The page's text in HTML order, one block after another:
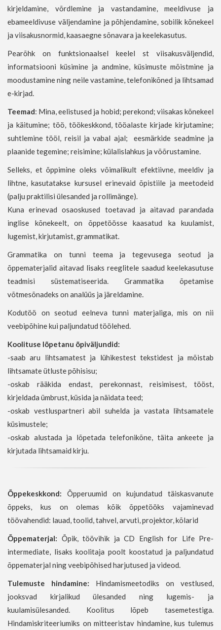
kirjeldamine, võrdlemine ja vastandamine, meeldivuse ja
ebameeldivuse väljendamine ja põhjendamine, sobilik kõnekeel
ja viisakusnormid, kaasaegne sõnavara ja keelekasutus.
Pearõhk on funktsionaalsel keelel st viisakusväljendid,
informatsiooni küsimine ja andmine, küsimuste mõistmine ja
moodustamine ning neile vastamine, telefonikõned ja lihtsamad
e-kirjad.
Teemad: Mina, eelistused ja hobid; perekond; viisakas kõnekeel
ja käitumine; töö, töökeskkond, tööalaste kirjade kirjutamine;
suhtlemine tööl, reisil ja vabal ajal; eesmärkide seadmine ja
plaanide tegemine; reisimine; külalislahkus ja võõrustamine.
Selleks, et õppimine oleks võimalikult efektiivne, meeldiv ja
lihtne, kasutatakse kursusel erinevaid õpistiile ja meetodeid
(palju praktilisi ülesanded ja rollimänge).
Kuna erinevad osaoskused toetavad ja aitavad parandada
inglise kõnekeelt, on õppetöösse kaasatud ka kuulamist,
lugemist, kirjutamist, grammatikat.
Grammatika on tunni teema ja tegevusega seotud ja
õppematerjalid aitavad lisaks reeglitele saadud keelekasutuse
teadmisi süstematiseerida. Grammatika õpetamise
võtmesõnadeks on analüüs ja järeldamine.
Kodutöö on seotud eelneva tunni materjaliga, mis on nii
veebipõhine kui paljundatud töölehed.
Koolituse lõpetanu õpiväljundid:
-saab aru lihtsamatest ja lühikestest tekstidest ja mõistab
lihtsamate ütluste põhisisu;
-oskab rääkida endast, perekonnast, reisimisest, tööst,
kirjeldada ümbrust, küsida ja näidata teed;
-oskab vestluspartneri abil suhelda ja vastata lihtsamatele
küsimustele;
-oskab alustada ja lõpetada telefonikõne, täita ankeete ja
kirjutada lihtsamaid kirju.
Õppekeskkond: Õpperuumid on kujundatud täiskasvanute
õppeks, kus on olemas kõik õppetööks vajaminevad
töövahendid: lauad, toolid, tahvel, arvuti, projektor, kõlarid
Õppematerjal: Õpik, töövihik ja CD English for Life Pre-
intermediate, lisaks koolitaja poolt koostatud ja paljundatud
õppematerjal ning veebipõhised harjutused ja videod.
Tulemuste hindamine: Hindamismeetodiks on vestlused,
jooksvad kirjalikud ülesanded ning lugemis- ja
kuulamisülesanded. Koolitus lõpeb tasemetestiga.
Hindamiskriteeriumiks on mitteeristav hindamine, kus tulemus